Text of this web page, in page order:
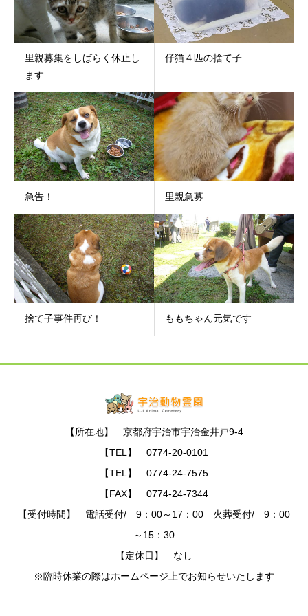
里親募集をしばらく休止し
ます
仔猫４匹の捨て子
急告！ 里親急募
捨て子事件再び！ ももちゃん元気です
【所在地】 京都府宇治市宇治金井戸9-4
【TEL】 0774-20-0101
【TEL】 0774-24-7575
【FAX】 0774-24-7344
【受付時間】 電話受付/ 9：00～17：00 火葬受付/ 9：00
～15：30
【定休日】 なし
※臨時休業の際はホームページ上でお知らせいたします